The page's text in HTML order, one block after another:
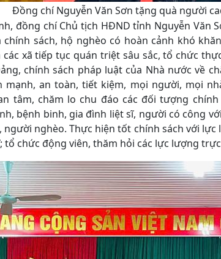
Đồng chí Nguyễn Văn Sơn tặng quà người
đồng chí Chủ tịch HĐND tỉnh Nguyễn Văn
sách, hộ nghèo có hoàn cảnh khó
xã tiếp tục quán triệt sâu sắc, tổ chức
chính sách pháp luật của Nhà nước về
an toàn, tiết kiệm, mọi người, mọi
tâm, chăm lo chu đáo các đối tượng chính
bệnh binh, gia đình liệt sĩ, người có công
nghèo. Thực hiện tốt chính sách với lực
chức động viên, thăm hỏi các lực lượng